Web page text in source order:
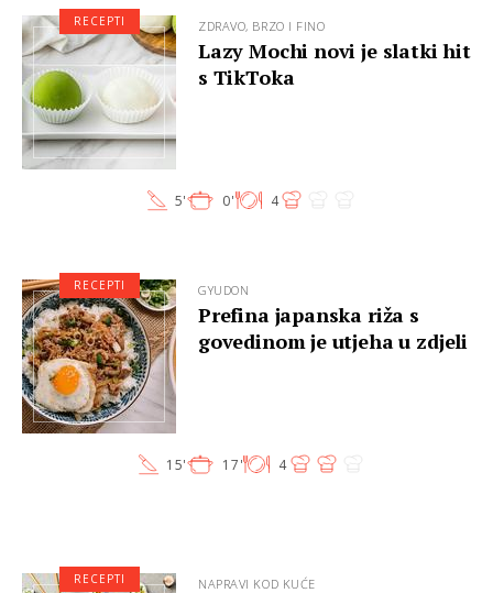
ZDRAVO, BRZO I FINO
Lazy Mochi novi je slatki hit
s TikToka
5' 0' 4
RECEPTI
GYUDON
Prefina japanska riža s
govedinom je utjeha u zdjeli
15' 17' 4
RECEPTI
NAPRAVI KOD KUĆE
RECEPTI